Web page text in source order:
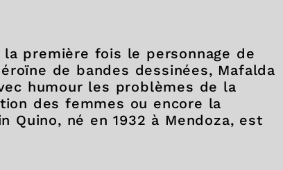
première fois le personnage de
de bandes dessinées, Mafalda
humour les problèmes de la
des femmes ou encore la
Quino, né en 1932 à Mendoza, est